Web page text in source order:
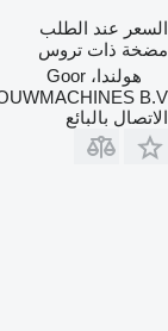
السعر عند الطلب
مضخة ذات تروس
هولندا، Goor
B.V.
الاتصال بالبائع